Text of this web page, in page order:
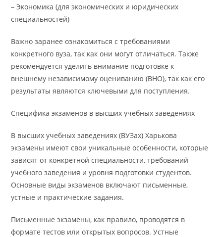
– Экономика (для экономических и юридических
специальностей)
Важно заранее ознакомиться с требованиями
конкретного вуза, так как они могут отличаться. Также
рекомендуется уделить внимание подготовке к
внешнему независимому оцениванию (ВНО), так как его
результаты являются ключевыми для поступления.
Специфика экзаменов в высших учебных заведениях
В высших учебных заведениях (ВУЗах) Харькова
экзамены имеют свои уникальные особенности, которые
зависят от конкретной специальности, требований
учебного заведения и уровня подготовки студентов.
Основные виды экзаменов включают письменные,
устные и практические задания.
Письменные экзамены, как правило, проводятся в
формате тестов или открытых вопросов. Устные